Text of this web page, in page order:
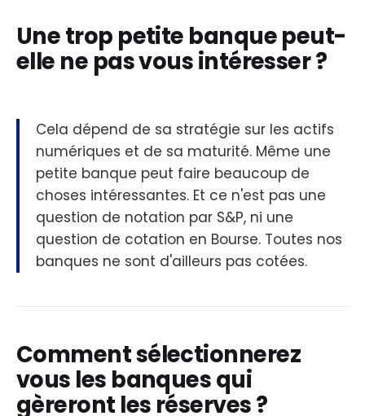
Une trop petite banque peut-
elle ne pas vous intéresser ?
Cela dépend de sa stratégie sur les actifs
numériques et de sa maturité. Même une
petite banque peut faire beaucoup de
choses intéressantes. Et ce n'est pas une
question de notation par S&P, ni une
question de cotation en Bourse. Toutes nos
banques ne sont d'ailleurs pas cotées.
Comment sélectionnerez
vous les banques qui
gèreront les réserves ?